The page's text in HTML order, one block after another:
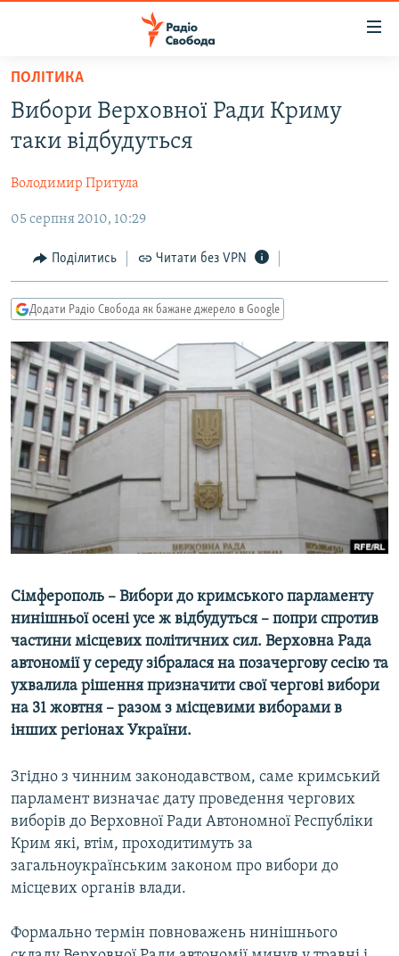
Перейти
основного
матеріалу
до
навігації
Перейти
пошуку
РАДІО СВОБОДА – 70 РОКІВ
ВСЕ ЗА ДОБУ
ПОЛІТИКА
ЕКОНОМІКА
СУСПІЛЬСТВО
СПОРТ
УКРАЇНА
СВІТ
ВІЙНА
РОСІЙСЬКА «ФІЛЬТРАЦІЯ»
ДОНБАС.РЕАЛІЇ
КРИМ.РЕАЛІЇ
ТИ ЯК?
СХЕМИ
КИТАЙ.ВИКЛИКИ
МУЛЬТИМЕДІА
ФОТО
СПЕЦПРОЄКТИ
ПОДКАСТИ
РУС
УКР
КТАТ
ДОЛУЧАЙСЯ!
Усі сайти RFE/RL
ПОЛІТИКА
Вибори Верховної Ради Криму
таки відбудуться
Володимир Притула
05 серпня 2010, 10:29
Поділитись Читати без VPN
Додати Радіо Свобода як бажане джерело в Google
Сімферополь – Вибори до кримського парламенту
нинішньої осені усе ж відбудуться – попри спротив
частини місцевих політичних сил. Верховна Рада
автономії у середу зібралася на позачергову сесію та
ухвалила рішення призначити свої чергові вибори
на 31 жовтня – разом з місцевими виборами в
інших регіонах України.
Згідно з чинним законодавством, саме кримський
парламент визначає дату проведення чергових
виборів до Верховної Ради Автономної Республіки
Крим які, втім, проходитимуть за
загальноукраїнським законом про вибори до
місцевих органів влади.
Формально термін повноважень нинішнього